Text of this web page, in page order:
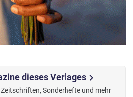
dieses Verlageschevron_right
Sonderhefte und mehr